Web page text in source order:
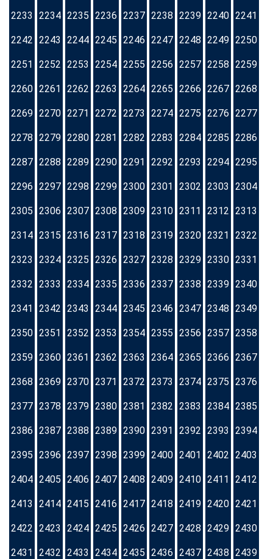
2233 2234 2235 2236 2237 2238 2239 2240 2241
2242 2243 2244 2245 2246 2247 2248 2249 2250
2251 2252 2253 2254 2255 2256 2257 2258 2259
2260 2261 2262 2263 2264 2265 2266 2267 2268
2269 2270 2271 2272 2273 2274 2275 2276 2277
2278 2279 2280 2281 2282 2283 2284 2285 2286
2287 2288 2289 2290 2291 2292 2293 2294 2295
2296 2297 2298 2299 2300 2301 2302 2303 2304
2305 2306 2307 2308 2309 2310 2311 2312 2313
2314 2315 2316 2317 2318 2319 2320 2321 2322
2323 2324 2325 2326 2327 2328 2329 2330 2331
2332 2333 2334 2335 2336 2337 2338 2339 2340
2341 2342 2343 2344 2345 2346 2347 2348 2349
2350 2351 2352 2353 2354 2355 2356 2357 2358
2359 2360 2361 2362 2363 2364 2365 2366 2367
2368 2369 2370 2371 2372 2373 2374 2375 2376
2377 2378 2379 2380 2381 2382 2383 2384 2385
2386 2387 2388 2389 2390 2391 2392 2393 2394
2395 2396 2397 2398 2399 2400 2401 2402 2403
2404 2405 2406 2407 2408 2409 2410 2411 2412
2413 2414 2415 2416 2417 2418 2419 2420 2421
2422 2423 2424 2425 2426 2427 2428 2429 2430
2431 2432 2433 2434 2435 2436 2437 2438 2439